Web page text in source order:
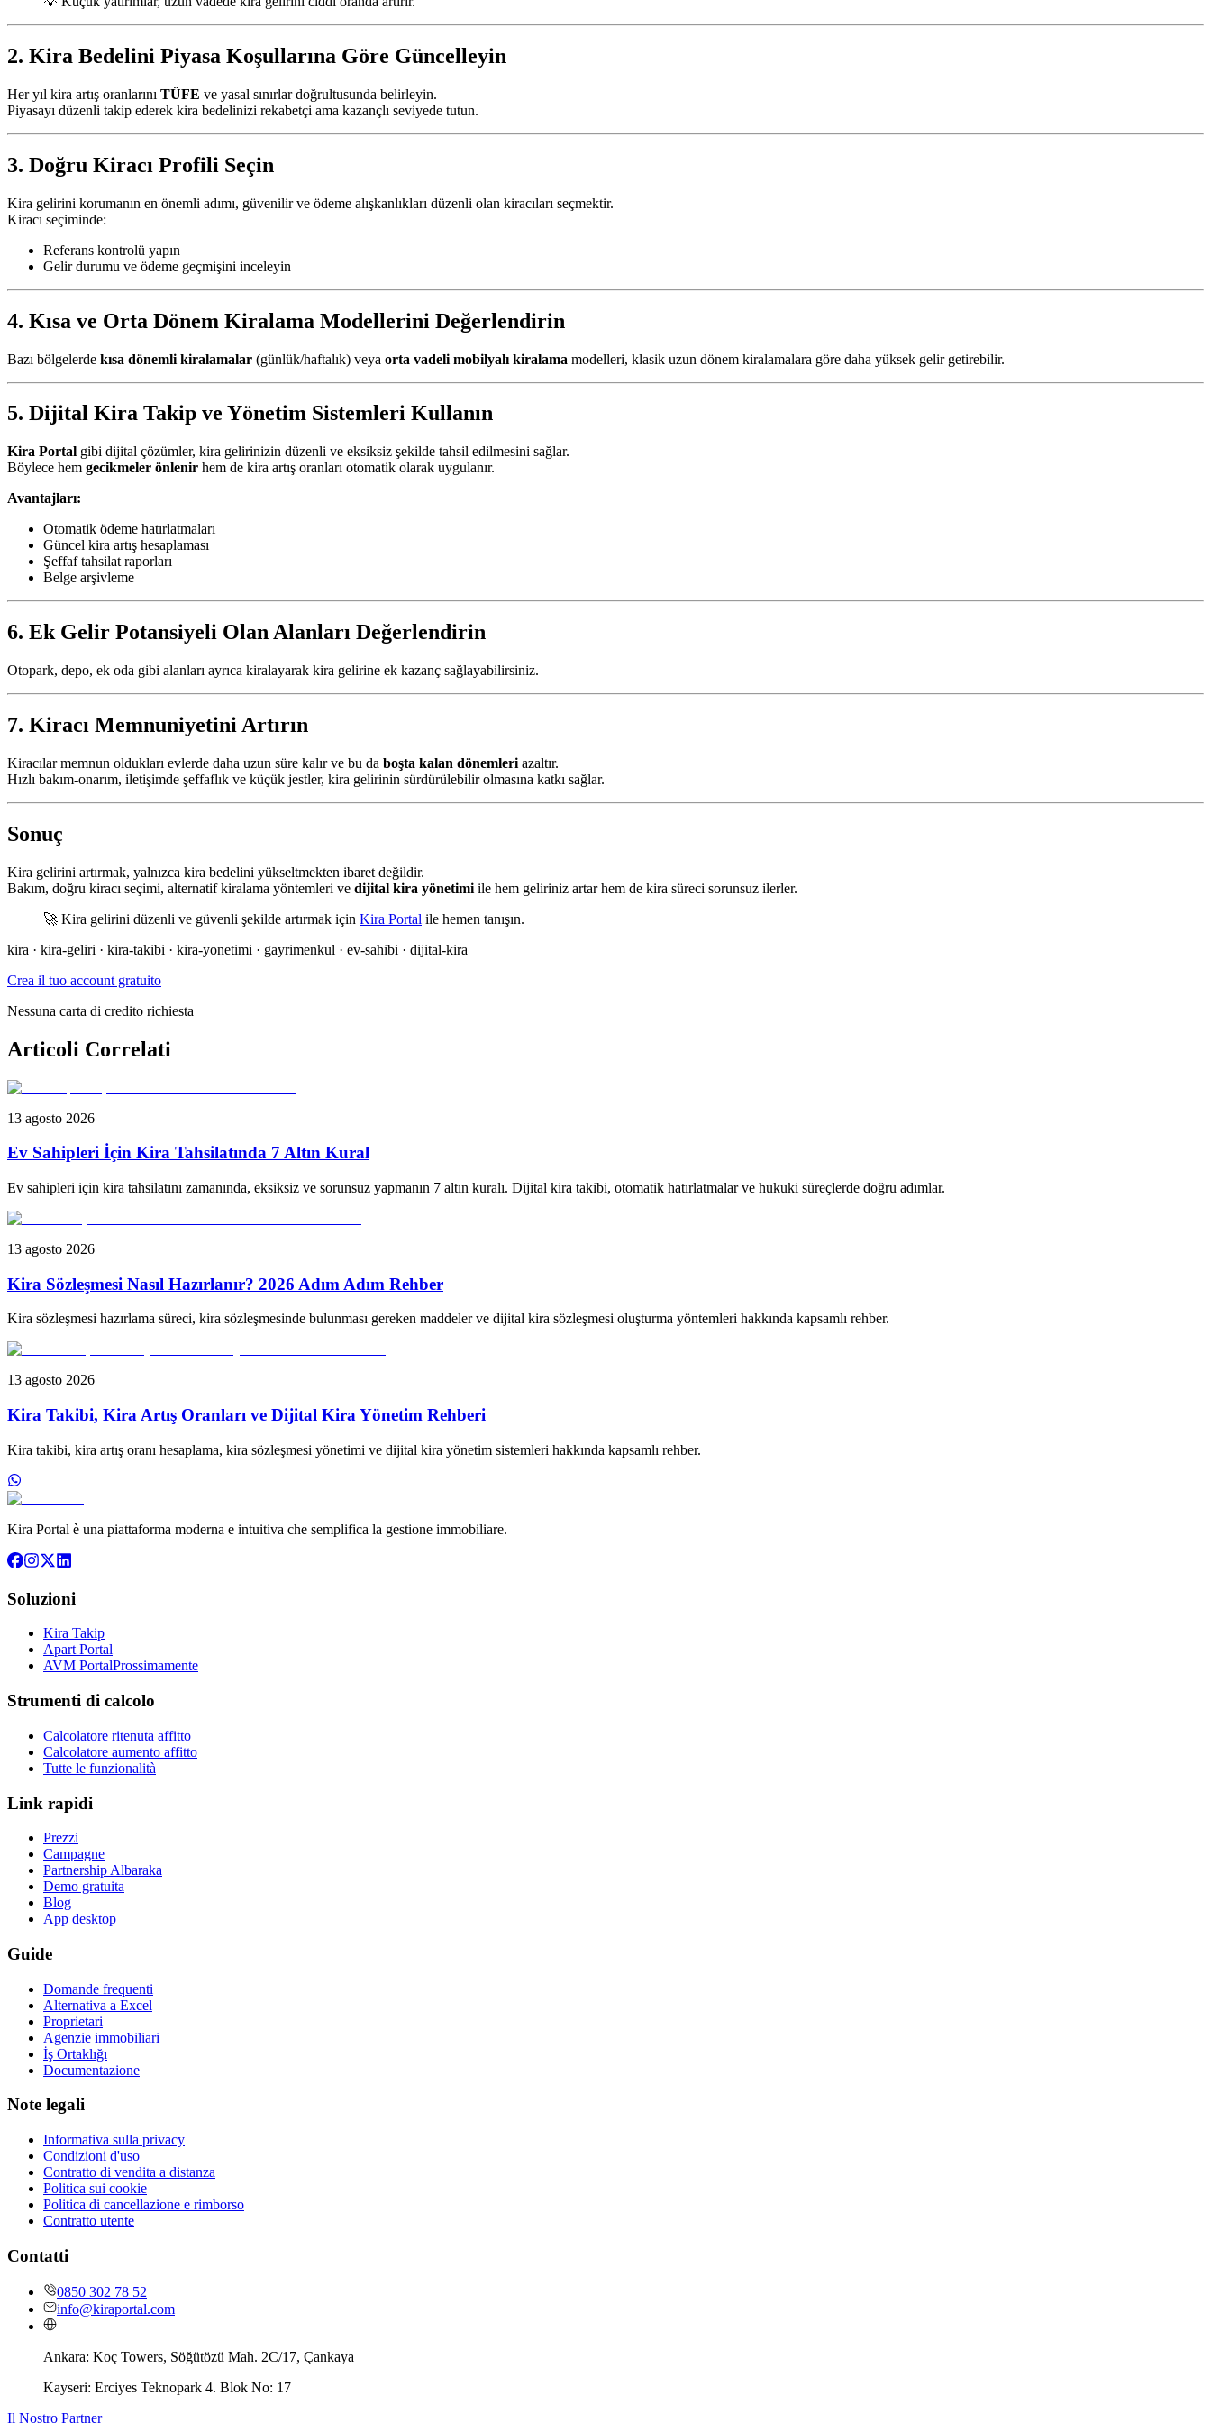
2. Kira Bedelini Piyasa Koşullarına Göre Güncelleyin
Her yıl kira artış oranlarını TÜFE ve yasal sınırlar doğrultusunda belirleyin.
Piyasayı düzenli takip ederek kira bedelinizi rekabetçi ama kazançlı seviyede tutun.
3. Doğru Kiracı Profili Seçin
Kira gelirini korumanın en önemli adımı, güvenilir ve ödeme alışkanlıkları düzenli olan kiracıları seçmektir.
Kiracı seçiminde:
Referans kontrolü yapın
Gelir durumu ve ödeme geçmişini inceleyin
4. Kısa ve Orta Dönem Kiralama Modellerini Değerlendirin
Bazı bölgelerde kısa dönemli kiralamalar (günlük/haftalık) veya orta vadeli mobilyalı kiralama modelleri, klasik uzun dönem kiralamalara göre daha yüksek gelir getirebilir.
5. Dijital Kira Takip ve Yönetim Sistemleri Kullanın
Kira Portal gibi dijital çözümler, kira gelirinizin düzenli ve eksiksiz şekilde tahsil edilmesini sağlar.
Böylece hem gecikmeler önlenir hem de kira artış oranları otomatik olarak uygulanır.
Avantajları:
Otomatik ödeme hatırlatmaları
Güncel kira artış hesaplaması
Şeffaf tahsilat raporları
Belge arşivleme
6. Ek Gelir Potansiyeli Olan Alanları Değerlendirin
Otopark, depo, ek oda gibi alanları ayrıca kiralayarak kira gelirine ek kazanç sağlayabilirsiniz.
7. Kiracı Memnuniyetini Artırın
Kiracılar memnun oldukları evlerde daha uzun süre kalır ve bu da boşta kalan dönemleri azaltır.
Hızlı bakım-onarım, iletişimde şeffaflık ve küçük jestler, kira gelirinin sürdürülebilir olmasına katkı sağlar.
Sonuç
Kira gelirini artırmak, yalnızca kira bedelini yükseltmekten ibaret değildir.
Bakım, doğru kiracı seçimi, alternatif kiralama yöntemleri ve dijital kira yönetimi ile hem geliriniz artar hem de kira süreci sorunsuz ilerler.
🚀 Kira gelirini düzenli ve güvenli şekilde artırmak için Kira Portal ile hemen tanışın.
kira · kira-geliri · kira-takibi · kira-yonetimi · gayrimenkul · ev-sahibi · dijital-kira
Crea il tuo account gratuito
Nessuna carta di credito richiesta
Articoli Correlati
13 agosto 2026
Ev Sahipleri İçin Kira Tahsilatında 7 Altın Kural
Ev sahipleri için kira tahsilatını zamanında, eksiksiz ve sorunsuz yapmanın 7 altın kuralı. Dijital kira takibi, otomatik hatırlatmalar ve hukuki süreçlerde doğru adımlar.
13 agosto 2026
Kira Sözleşmesi Nasıl Hazırlanır? 2026 Adım Adım Rehber
Kira sözleşmesi hazırlama süreci, kira sözleşmesinde bulunması gereken maddeler ve dijital kira sözleşmesi oluşturma yöntemleri hakkında kapsamlı rehber.
13 agosto 2026
Kira Takibi, Kira Artış Oranları ve Dijital Kira Yönetim Rehberi
Kira takibi, kira artış oranı hesaplama, kira sözleşmesi yönetimi ve dijital kira yönetim sistemleri hakkında kapsamlı rehber.
Kira Portal è una piattaforma moderna e intuitiva che semplifica la gestione immobiliare.
Soluzioni
Kira Takip
Apart Portal
AVM PortalProssimamente
Strumenti di calcolo
Calcolatore ritenuta affitto
Calcolatore aumento affitto
Tutte le funzionalità
Link rapidi
Prezzi
Campagne
Partnership Albaraka
Demo gratuita
Blog
App desktop
Guide
Domande frequenti
Alternativa a Excel
Proprietari
Agenzie immobiliari
İş Ortaklığı
Documentazione
Note legali
Informativa sulla privacy
Condizioni d'uso
Contratto di vendita a distanza
Politica sui cookie
Politica di cancellazione e rimborso
Contratto utente
Contatti
0850 302 78 52
info@kiraportal.com
Ankara: Koç Towers, Söğütözü Mah. 2C/17, Çankaya
Kayseri: Erciyes Teknopark 4. Blok No: 17
Il Nostro Partner